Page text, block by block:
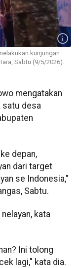
kunjungan
Sabtu (9/5/2026).
mengatakan
satu desa
depan,
dari target
se Indonesia,"
Sabtu.
kata
Ini tolong
lagi," kata dia.